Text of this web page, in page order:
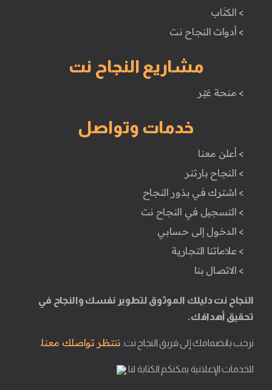
> الكتَاب
> أدوات النجاح نت
مشاريع النجاح نت
> منحة غيّر
خدمات وتواصل
> أعلن معنا
> النجاح بارتنر
> اشترك في بذور النجاح
> التسجيل في النجاح نت
> الدخول إلى حسابي
> علاماتنا التجارية
> الاتصال بنا
النجاح نت دليلك الموثوق لتطوير نفسك والنجاح في
تحقيق أهدافك.
نرحب بانضمامك إلى فريق النجاح نت. ننتظر تواصلك معنا.
للخدمات الإعلانية يمكنكم الكتابة لنا